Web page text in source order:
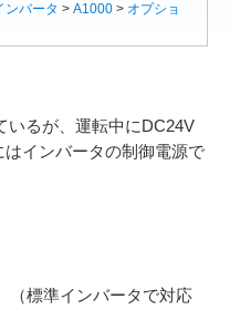
ンバータ > A1000 > オプショ
いるが、運転中にDC24V
インバータの制御電源で
標準インバータで対応